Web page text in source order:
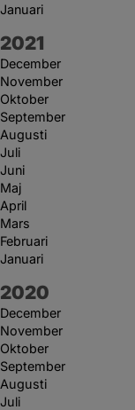
Januari
År:
2021
December
November
Oktober
September
Augusti
Juli
Juni
Maj
April
Mars
Februari
Januari
År:
2020
December
November
Oktober
September
Augusti
Juli